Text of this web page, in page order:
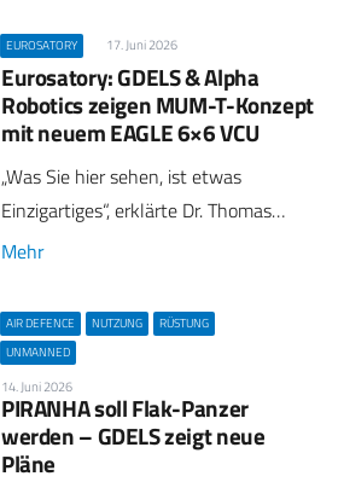
EUROSATORY 17. Juni 2026
Eurosatory: GDELS & Alpha
Robotics zeigen MUM-T-Konzept
mit neuem EAGLE 6×6 VCU
„Was Sie hier sehen, ist etwas
Einzigartiges“, erklärte Dr. Thomas…
Mehr
AIR DEFENCE NUTZUNG
RÜSTUNG
UNMANNED
14. Juni 2026
PIRANHA soll Flak-Panzer
werden – GDELS zeigt neue
Pläne